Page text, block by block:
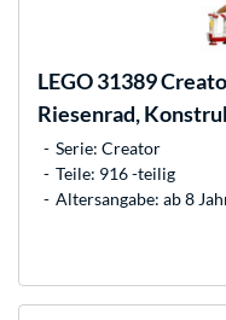
LEGO31389
Riesenrad,
Serie: Creator
Teile: 916 -teilig
Altersangabe: ab 8